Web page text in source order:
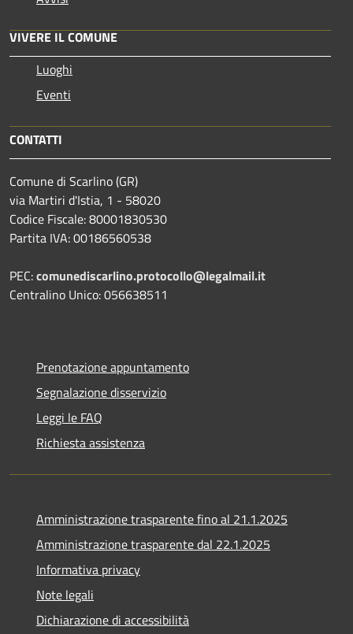
VIVERE IL COMUNE
Luoghi
Eventi
CONTATTI
Comune di Scarlino (GR)
via Martiri d'Istia, 1 - 58020
Codice Fiscale: 80001830530
Partita IVA: 00186560538
PEC:comunediscarlino.protocollo@legalmail.it
Centralino Unico: 056638511
Prenotazione appuntamento
Segnalazione disservizio
Leggi le FAQ
Richiesta assistenza
Amministrazione trasparente fino al 21.1.2025
Amministrazione trasparente dal 22.1.2025
Informativa privacy
Note legali
Dichiarazione di accessibilità